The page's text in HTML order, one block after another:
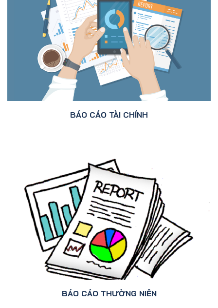
BÁO CÁO TÀI CHÍNH
BÁO CÁO THƯỜNG NIÊN